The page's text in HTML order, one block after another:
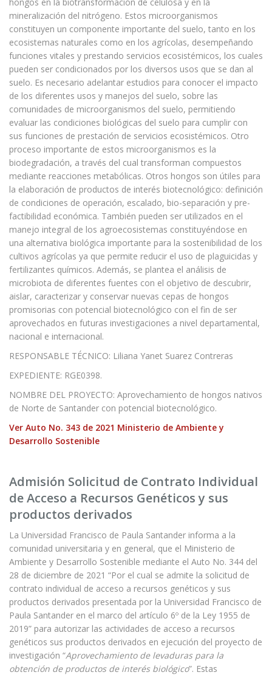
mineralización del nitrógeno. Estos microorganismos
constituyen un componente importante del suelo, tanto en los
ecosistemas naturales como en los agrícolas, desempeñando
funciones vitales y prestando servicios ecosistémicos, los cuales
pueden ser condicionados por los diversos usos que se dan al
suelo. Es necesario adelantar estudios para conocer el impacto
de los diferentes usos y manejos del suelo, sobre las
comunidades de microorganismos del suelo, permitiendo
evaluar las condiciones biológicas del suelo para cumplir con
sus funciones de prestación de servicios ecosistémicos. Otro
proceso importante de estos microorganismos es la
biodegradación, a través del cual transforman compuestos
mediante reacciones metabólicas. Otros hongos son útiles para
la elaboración de productos de interés biotecnológico: definición
de condiciones de operación, escalado, bio-separación y pre-
factibilidad económica. También pueden ser utilizados en el
manejo integral de los agroecosistemas constituyéndose en
una alternativa biológica importante para la sostenibilidad de los
cultivos agrícolas ya que permite reducir el uso de plaguicidas y
fertilizantes químicos. Además, se plantea el análisis de
microbiota de diferentes fuentes con el objetivo de descubrir,
aislar, caracterizar y conservar nuevas cepas de hongos
promisorias con potencial biotecnológico con el fin de ser
aprovechados en futuras investigaciones a nivel departamental,
nacional e internacional.
RESPONSABLE TÉCNICO: Liliana Yanet Suarez Contreras
EXPEDIENTE: RGE0398.
NOMBRE DEL PROYECTO: Aprovechamiento de hongos nativos
de Norte de Santander con potencial biotecnológico.
Ver Auto No. 343 de 2021 Ministerio de Ambiente y
Desarrollo Sostenible
Admisión Solicitud de Contrato Individual
de Acceso a Recursos Genéticos y sus
productos derivados
La Universidad Francisco de Paula Santander informa a la
comunidad universitaria y en general, que el Ministerio de
Ambiente y Desarrollo Sostenible mediante el Auto No. 344 del
28 de diciembre de 2021 “Por el cual se admite la solicitud de
contrato individual de acceso a recursos genéticos y sus
productos derivados presentada por la Universidad Francisco de
Paula Santander en el marco del artículo 6º de la Ley 1955 de
2019” para autorizar las actividades de acceso a recursos
genéticos sus productos derivados en ejecución del proyecto de
investigación “Aprovechamiento de levaduras para la
obtención de productos de interés biológico”. Estas